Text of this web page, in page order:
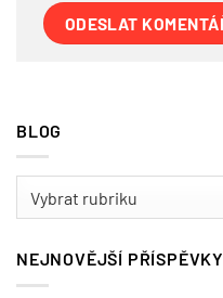
BLOG
NEJNOVĚJŠÍ PŘÍSPĚVKY